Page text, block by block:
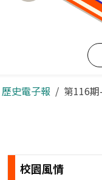
歷史電子報 第116
校園風情